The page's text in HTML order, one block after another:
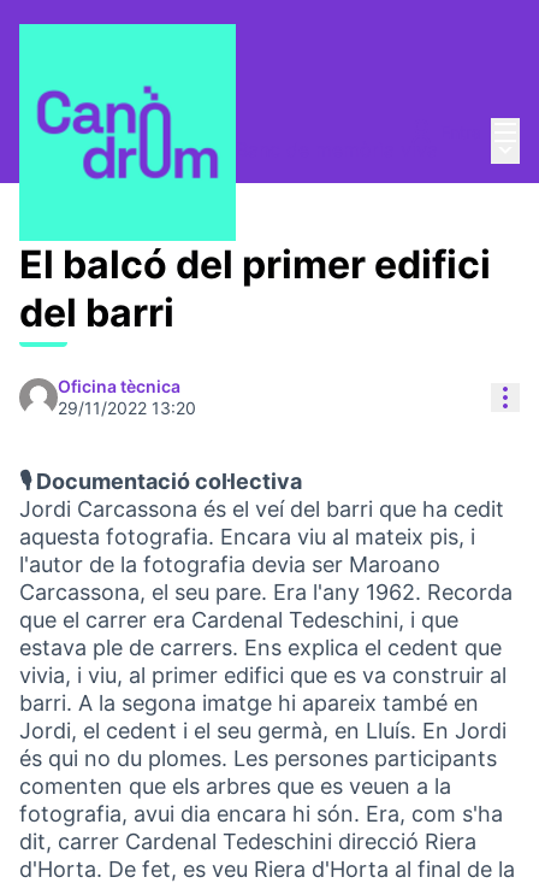
Taula de Memòries / 📸 Banc de memòria viva
El balcó del primer edifici
del barri
Oficina tècnica
29/11/2022 13:20
🎙️ Documentació col·lectiva
Jordi Carcassona és el veí del barri que ha cedit
aquesta fotografia. Encara viu al mateix pis, i
l'autor de la fotografia devia ser Maroano
Carcassona, el seu pare. Era l'any 1962. Recorda
que el carrer era Cardenal Tedeschini, i que
estava ple de carrers. Ens explica el cedent que
vivia, i viu, al primer edifici que es va construir al
barri. A la segona imatge hi apareix també en
Jordi, el cedent i el seu germà, en Lluís. En Jordi
és qui no du plomes. Les persones participants
comenten que els arbres que es veuen a la
fotografia, avui dia encara hi són. Era, com s'ha
dit, carrer Cardenal Tedeschini direcció Riera
d'Horta. De fet, es veu Riera d'Horta al final de la